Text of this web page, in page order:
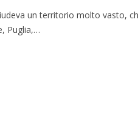
un territorio molto vasto,
Puglia,…